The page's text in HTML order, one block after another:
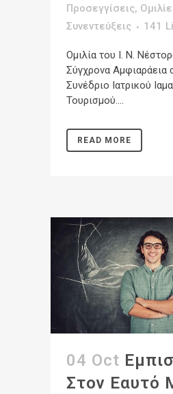
Προσεγγίσεις,
Συνεντεύξεις
141
Ομιλία του Ι. Ν.
Σύγχρονα Αμφιαράεια
Συνέδριο Ιατρικού
Τουρισμού....
READ MORE
04 Oct
Στον Εαυτό